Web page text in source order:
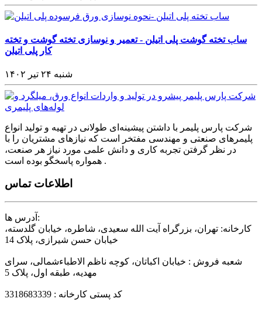
ساب تخته گوشت پلی اتیلن - تعمیر و نوسازی تخته گوشت و تخته
کار پلی اتیلن
شنبه ۲۴ تیر ۱۴۰۲
شرکت پارس پلیمر با داشتن پیشینه‌ای طولانی در تهیه و تولید انواع
پلیمرهای صنعتی و مهندسی مفتخر است که نیازهای مشتریان را با
در نظر گرفتن تجربه کاری و دانش علمی مورد نیاز هر صنعت،
همواره پاسخگو بوده است .
اطلاعات تماس
آدرس ها:
کارخانه: تهران، بزرگراه آیت الله سعیدی، شاطره، خیابان گلدسته،
خیابان حسن شیرازی، پلاک 14
شعبه فروش : خیابان اکباتان، کوچه ناظم الاطباءشمالی، سرای
مهدیه، طبقه اول، پلاک 5
کد پستی کارخانه : 3318683339